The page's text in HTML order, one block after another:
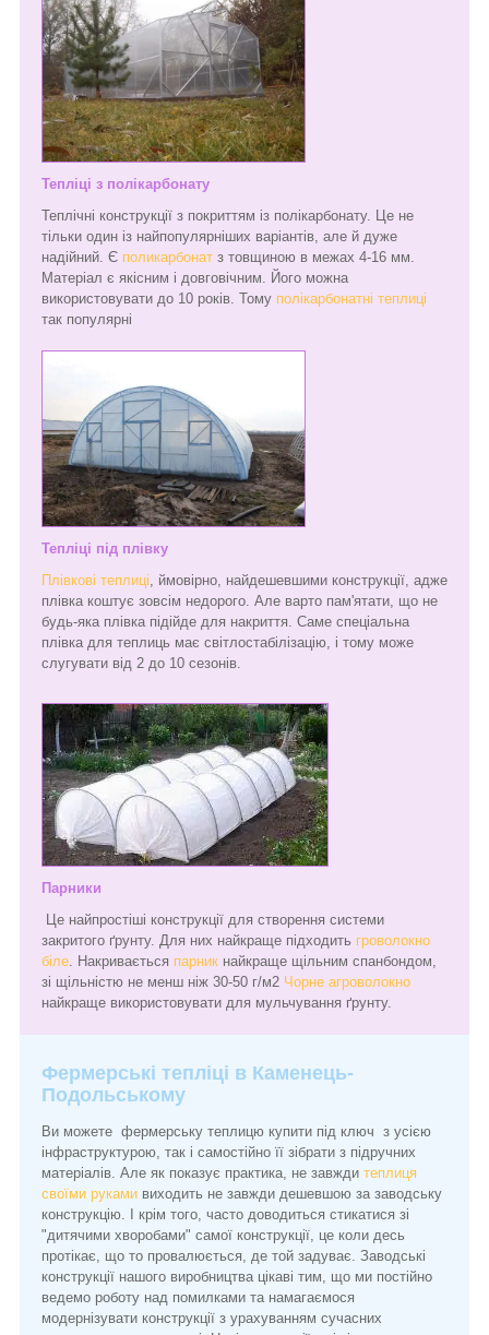
Тепліці з полікарбонату
Теплічні конструкції з покриттям із полікарбонату. Це не
тільки один із найпопулярніших варіантів, але й дуже
надійний. Є поликарбонат з товщиною в межах 4-16 мм.
Матеріал є якісним і довговічним. Його можна
використовувати до 10 років. Тому полікарбонатні теплиці
так популярні
Тепліці під плівку
Плівкові теплиці, ймовірно, найдешевшими конструкції, адже
плівка коштує зовсім недорого. Але варто пам'ятати, що не
будь-яка плівка підійде для накриття. Саме спеціальна
плівка для теплиць має світлостабілізацію, і тому може
слугувати від 2 до 10 сезонів.
Парники
Це найпростіші конструкції для створення системи
закритого ґрунту. Для них найкраще підходить гроволокно
біле . Накривається парник найкраще щільним спанбондом,
зі щільністю не менш ніж 30-50 г/м2 Чорне агроволокно
найкраще використовувати для мульчування ґрунту.
Фермерські тепліці в Каменець-
Подольському
Ви можете фермерську теплицю купити під ключ з усією
інфраструктурою, так і самостійно її зібрати з підручних
матеріалів. Але як показує практика, не завжди теплиця
своїми руками виходить не завжди дешевшою за заводську
конструкцію. І крім того, часто доводиться стикатися зі
"дитячими хворобами" самої конструкції, це коли десь
протікає, що то провалюється, де той задуває. Заводські
конструкції нашого виробництва цікаві тим, що ми постійно
ведемо роботу над помилками та намагаємося
модернізувати конструкції з урахуванням сучасних